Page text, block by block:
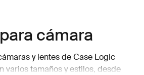
cámara
y lentes de Case Logic
varios tamaños y estilos, desde